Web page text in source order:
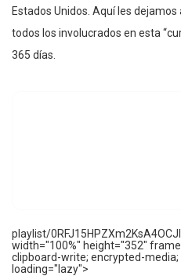
Estados Unidos. Aquí les
todos los involucrados en esta
365 días.
playlist/
width="100%" height="352"
clipboard-write; encrypted-
loading="lazy">